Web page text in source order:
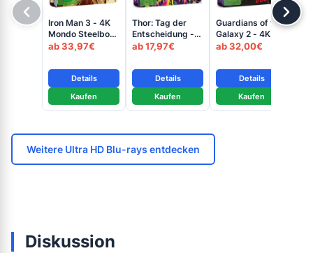
Iron Man 3 - 4K
Mondo Steelbook
(UHD + Blu-ray
ab 33,97€
Details
Kaufen
Thor: Tag der
Entscheidung -
4K Mondo
+ Blu-ray Disc)
ab 17,97€
Details
Kaufen
Guardians of the
Galaxy 2 - 4K
Mondo Steelbook
Disc)
ab 32,00€
Details
Kaufen
Weitere Ultra HD Blu-rays entdecken
Diskussion